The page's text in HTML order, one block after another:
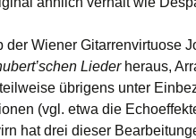
der Wiener Gitarrenvirtuose
Liederheraus,
übrigens unter
(vgl. etwa die
hat drei dieser